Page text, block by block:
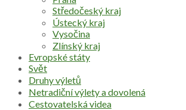
Středočeský kraj
Ústecký kraj
Vysočina
Zlínský kraj
Evropské státy
Svět
Druhy výletů
Netradiční výlety a dovolená
Cestovatelská videa